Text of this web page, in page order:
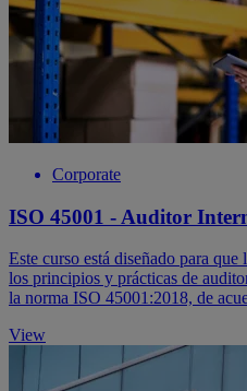
Corporate
ISO 45001 - Auditor
Este curso está diseñado para
los principios y prácticas de
la norma ISO 45001:2018, de
View